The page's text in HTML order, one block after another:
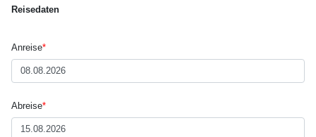
Reisedaten
Anreise*
Abreise*